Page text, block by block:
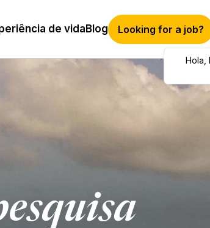
de vida Blog Looking for a job?
Hola